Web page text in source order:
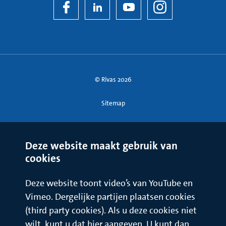
© Rivas 2026
Sitemap
Deze website maakt gebruik van
cookies
Deze website toont video’s van YouTube en
Vimeo. Dergelijke partijen plaatsen cookies
(third party cookies). Als u deze cookies niet